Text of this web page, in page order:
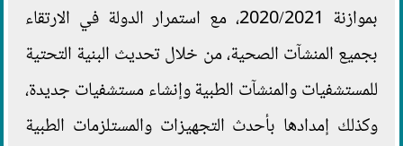
بموازنة 2020/2021، مع استمرار الدولة في الارتقاء
بجميع المنشآت الصحية، من خلال تحديث البنية التحتية
للمستشفيات والمنشآت الطبية وإنشاء مستشفيات جديدة،
وكذلك إمدادها بأحدث التجهيزات والمستلزمات الطبية